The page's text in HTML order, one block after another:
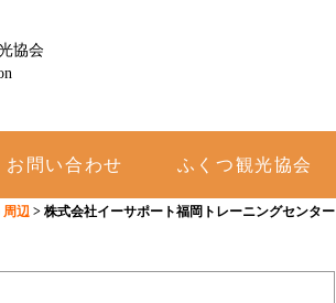
協会
お問い合わせ ふくつ観光協会
周辺 > 株式会社イーサポート福岡トレーニングセンター